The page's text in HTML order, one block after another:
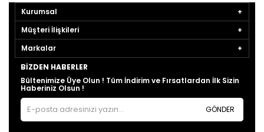
Kurumsal
Müşteri İlişkileri
Markalar
BIZDEN HABERLER
Bültenimize Üye Olun ! Tüm İndirim ve Fırsatlardan İlk Sizin
Haberiniz Olsun !
GÖNDER